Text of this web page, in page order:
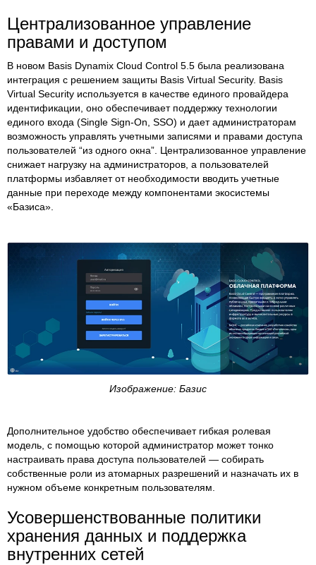
Централизованное управление
правами и доступом
В новом Basis Dynamix Cloud Control 5.5 была реализована
интеграция с решением защиты Basis Virtual Security. Basis
Virtual Security используется в качестве единого провайдера
идентификации, оно обеспечивает поддержку технологии
единого входа (Single Sign-On, SSO) и дает администраторам
возможность управлять учетными записями и правами доступа
пользователей “из одного окна”. Централизованное управление
снижает нагрузку на администраторов, а пользователей
платформы избавляет от необходимости вводить учетные
данные при переходе между компонентами экосистемы
«Базиса».
Изображение: Базис
Дополнительное удобство обеспечивает гибкая ролевая
модель, с помощью которой администратор может тонко
настраивать права доступа пользователей — собирать
собственные роли из атомарных разрешений и назначать их в
нужном объеме конкретным пользователям.
Усовершенствованные политики
хранения данных и поддержка
внутренних сетей